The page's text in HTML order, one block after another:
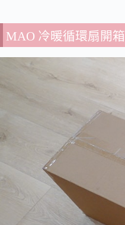
MAO 冷暖循環扇開箱